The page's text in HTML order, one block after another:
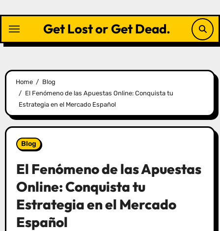
content
Get Lost or Get Dead.
Home
Blog
El Fenómeno de las Apuestas Online: Conquista tu
Estrategia en el Mercado Español
Blog
El Fenómeno de las Apuestas
Online: Conquista tu
Estrategia en el Mercado
Español